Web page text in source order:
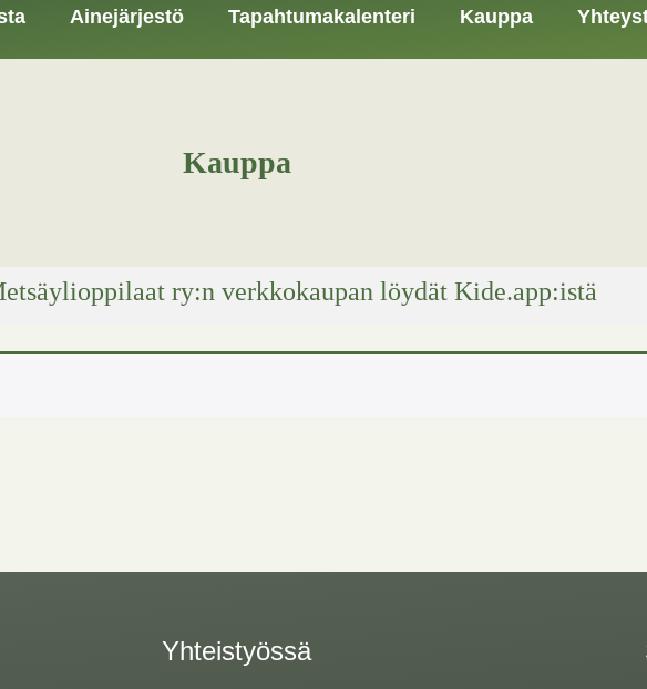
Ainejärjestö Tapahtumakalenteri Kauppa
Kauppa
ry:n verkkokaupan löydät Kide.app:istä
Yhteistyössä